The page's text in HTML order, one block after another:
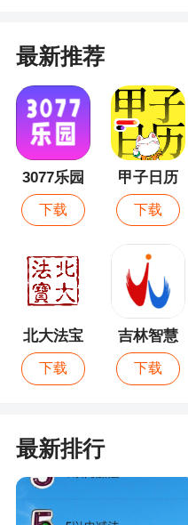
8、画面抓拍
从任一视频中捕获
片。
9、滤镜
针对雪景和水中
镜。
10、分享至社交平台
直接从 Quik 分享
软件特色
2、无限量云备份：
机或应用程序中的影像
画质）
最新推荐
3077乐园
下载
甲子日历
下载
北大法宝
下载
吉林智慧
人社
下载
最新排行